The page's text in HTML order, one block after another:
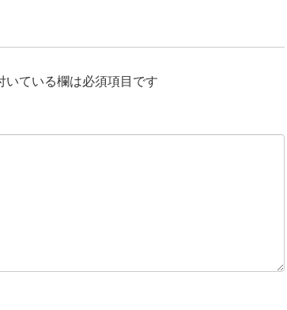
いている欄は必須項目です